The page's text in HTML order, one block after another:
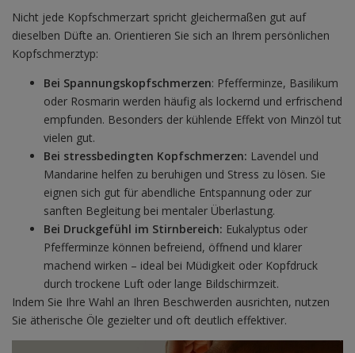
Nicht jede Kopfschmerzart spricht gleichermaßen gut auf
dieselben Düfte an. Orientieren Sie sich an Ihrem persönlichen
Kopfschmerztyp:
Bei Spannungskopfschmerzen: Pfefferminze, Basilikum
oder Rosmarin werden häufig als lockernd und erfrischend
empfunden. Besonders der kühlende Effekt von Minzöl tut
vielen gut.
Bei stressbedingten Kopfschmerzen: Lavendel und
Mandarine helfen zu beruhigen und Stress zu lösen. Sie
eignen sich gut für abendliche Entspannung oder zur
sanften Begleitung bei mentaler Überlastung.
Bei Druckgefühl im Stirnbereich: Eukalyptus oder
Pfefferminze können befreiend, öffnend und klarer
machend wirken – ideal bei Müdigkeit oder Kopfdruck
durch trockene Luft oder lange Bildschirmzeit.
Indem Sie Ihre Wahl an Ihren Beschwerden ausrichten, nutzen
Sie ätherische Öle gezielter und oft deutlich effektiver.